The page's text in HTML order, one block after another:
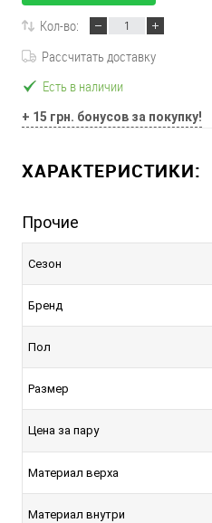
Кол-во:
Рассчитать доставку
Есть в наличии
+ 15 грн. бонусов за покупку!
ХАРАКТЕРИСТИКИ:
Прочие
Сезон
Бренд
Пол
Размер
Цена за пару
Материал верха
Материал внутри